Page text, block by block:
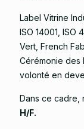
Label Vitrine
ISO 14001, ISO
Vert, French
Cérémonie des
volonté en
Dans ce cadre,
H/F.